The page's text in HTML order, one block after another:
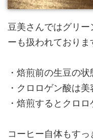
豆美さんではグリ
ーも扱われておりま
・焙煎前の生豆の状
・クロロゲン酸は
・焙煎するとクロ
コーヒー自体もす